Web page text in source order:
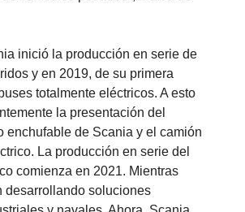
inició la producción en serie de
y en 2019, de su primera
totalmente eléctricos. A esto
la presentación del
enchufable de Scania y el camión
La producción en serie del
comienza en 2021. Mientras
desarrollando soluciones